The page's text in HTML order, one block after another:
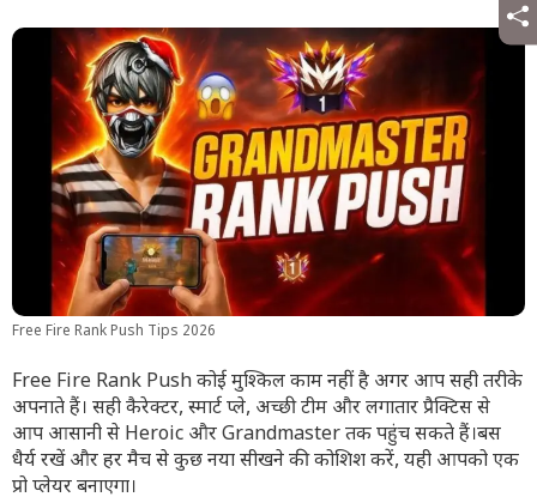
Free Fire Rank Push Tips 2026
Free Fire Rank Push कोई मुश्किल काम नहीं है अगर आप सही तरीके
अपनाते हैं। सही कैरेक्टर, स्मार्ट प्ले, अच्छी टीम और लगातार प्रैक्टिस से
आप आसानी से Heroic और Grandmaster तक पहुंच सकते हैं।बस
धैर्य रखें और हर मैच से कुछ नया सीखने की कोशिश करें, यही आपको एक
प्रो प्लेयर बनाएगा।